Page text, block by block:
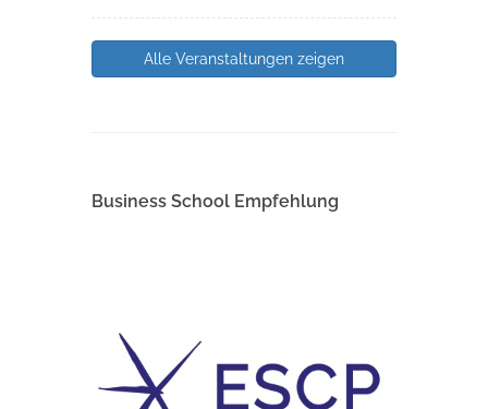
Alle Veranstaltungen zeigen
Business School Empfehlung